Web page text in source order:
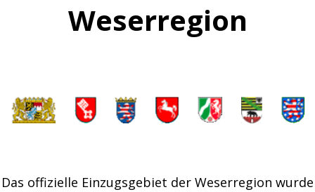
Weserregion
Das offizielle Einzugsgebiet der Weserregion wurde